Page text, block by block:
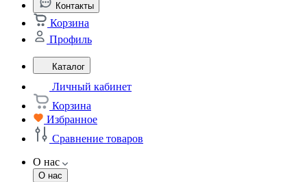
Контакты
Корзина
Профиль
Каталог
Личный кабинет
Корзина
Избранное
Сравнение товаров
О нас
О нас